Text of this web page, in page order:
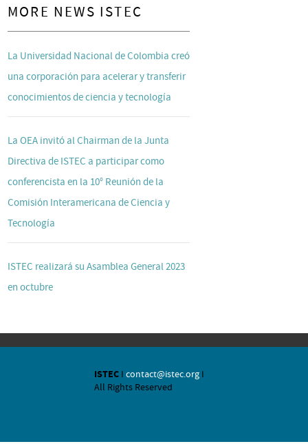
MORE NEWS ISTEC
La Universidad Nacional de Colombia creó
una corporación para acelerar y transferir
conocimientos de ciencia y tecnología
La OEA invitó al Chairman de la Junta
Directiva de ISTEC a participar como
conferencista en la 10° Reunión de la
Comisión Interamericana de Ciencia y
Tecnología
ISTEC realizará su Asamblea General 2023
en octubre
ISTECI contact@istec.orgI
All Rights Reserved